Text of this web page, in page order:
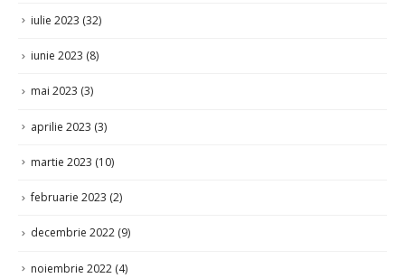
iulie 2023 (32)
iunie 2023 (8)
mai 2023 (3)
aprilie 2023 (3)
martie 2023 (10)
februarie 2023 (2)
decembrie 2022 (9)
noiembrie 2022 (4)